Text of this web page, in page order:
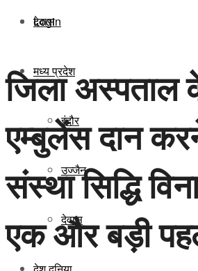
Login
देवास
मध्य प्रदेश
इंदौर
उज्जैन
देवास
जिला अस्पताल
एम्बुलेंस दान
संस्था सिद्धि
एक और बड़ी